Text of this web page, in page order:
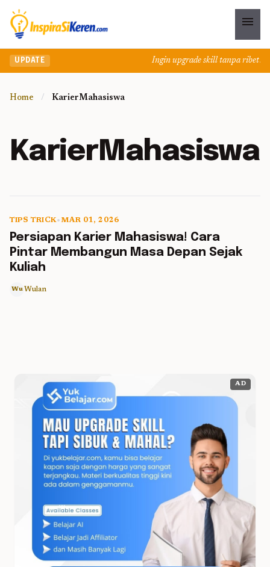
menu
UPDATE Ingin upgrade skill tanpa ribet?
Home / KarierMahasiswa
KarierMahasiswa
TIPS TRICK•MAR 01, 2026
Persiapan Karier Mahasiswa! Cara
Pintar Membangun Masa Depan Sejak
Kuliah
Wu Wulan
AD